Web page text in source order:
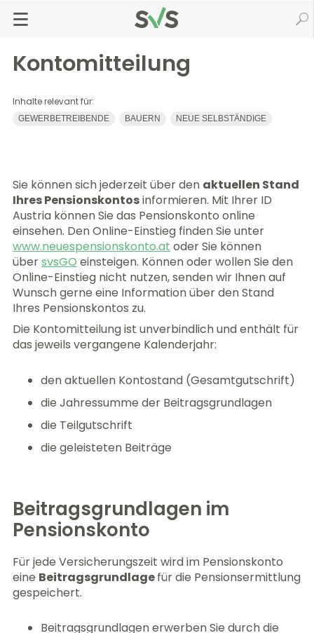
Seiteninhalt
springen
Navigation
springen
Startseite Pensionskonto
Kontomitteilung
Inhalte relevant für:
GEWERBETREIBENDE BAUERN NEUE SELBSTÄNDIGE
Sie können sich jederzeit über den aktuellen Stand
Ihres Pensionskontosinformieren. Mit Ihrer ID
Austria können Sie das Pensionskonto online
einsehen. Den Online-Einstieg finden Sie unter
www.neuespensionskonto.at oder Sie können
übersvsGO einsteigen. Können oder wollen Sie den
Online-Einstieg nicht nutzen, senden wir Ihnen auf
Wunsch gerne eine Information über den Stand
Ihres Pensionskontos zu.
Die Kontomitteilung ist unverbindlich und enthält für
das jeweils vergangene Kalenderjahr:
den aktuellen Kontostand (Gesamtgutschrift)
die Jahressumme der Beitragsgrundlagen
die Teilgutschrift
die geleisteten Beiträge
Beitragsgrundlagen im
Pensionskonto
Für jede Versicherungszeit wird im Pensionskonto
eine Beitragsgrundlagefür die Pensionsermittlung
gespeichert.
Beitragsgrundlagen erwerben Sie durch die